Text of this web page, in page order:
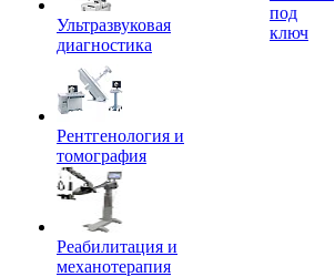
Ультразвуковая
диагностика
Рентгенология и
томография
Реабилитация и
механотерапия
под
ключ